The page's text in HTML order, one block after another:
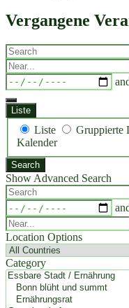
Vergangene
Search
Near...
Dates
Liste
Anzeigetyp
für
Suchergebnisse
Liste Gruppierte
Kalender
Search
Show Advanced Search
Search
Dates
Near...
Location Options
Country
Category
Category